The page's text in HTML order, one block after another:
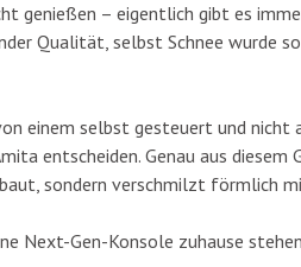
genießen – eigentlich gibt es
Qualität, selbst Schnee wurde
einem selbst gesteuert und nicht
entscheiden. Genau aus diesem
sondern verschmilzt förmlich
Next-Gen-Konsole zuhause